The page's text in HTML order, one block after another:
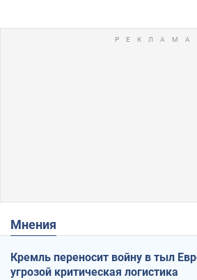
Мнения
Кремль переносит войну в тыл
угрозой критическая логистика